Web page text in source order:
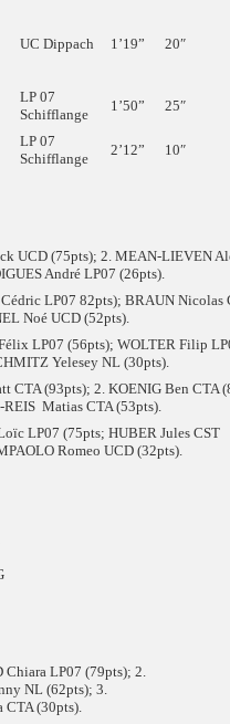
UC Dippach 1’19” 20″
LP 07
Schifflange
1’50” 25″
LP 07
Schifflange
2’12” 10″
UCD (75pts); 2. MEAN-LIEVEN
André LP07 (26pts).
LP07 82pts); BRAUN Nicolas
Noé UCD (52pts).
LP07 (56pts); WOLTER Filip
Yelesey NL (30pts).
CTA (93pts); 2. KOENIG Ben CTA
Matias CTA (53pts).
LP07 (75pts; HUBER Jules CST
Romeo UCD (32pts).
Chiara LP07 (79pts); 2.
NL (62pts); 3.
CTA (30pts).